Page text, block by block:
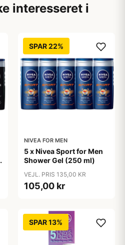
interesseret i
SPAR 22%
NIVEA FOR MEN
5 x Nivea Sport for Men
Shower Gel (250 ml)
VEJL. PRIS 135,00 KR
105,00 kr
SPAR 13%